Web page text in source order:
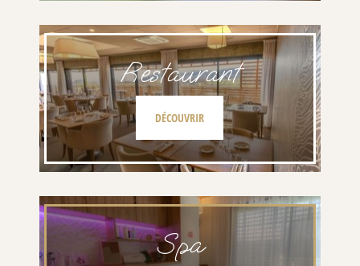
Restaurant
DÉCOUVRIR
Spa